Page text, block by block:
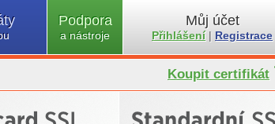
Podpora
a nástroje
Můj účet
Přihlášení| Registrace
Koupit certifikát